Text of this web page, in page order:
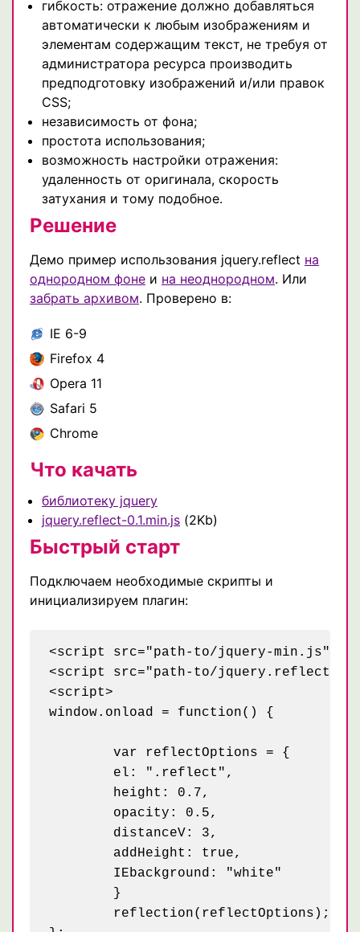
гибкость: отражение должно добавляться
автоматически к любым изображениям и
элементам содержащим текст, не требуя от
администратора ресурса производить
предподготовку изображений и/или правок
CSS;
независимость от фона;
простота использования;
возможность настройки отражения:
удаленность от оригинала, скорость
затухания и тому подобное.
Решение
Демо пример использования jquery.reflect на
однородном фоне и на неоднородном. Или
забрать архивом. Проверено в:
IE 6-9
Firefox 4
Opera 11
Safari 5
Chrome
Что качать
библиотеку jquery
jquery.reflect-0.1.min.js (2Kb)
Быстрый старт
Подключаем необходимые скрипты и
инициализируем плагин:
<script src="path-to/jquery-min.js"></
<script src="path-to/jquery.reflect-
<script>
window.onload = function() {